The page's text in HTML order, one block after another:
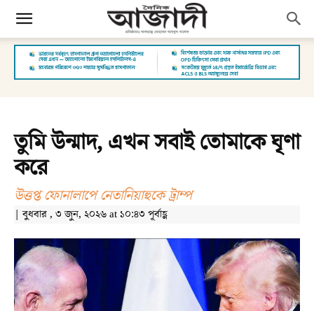
তুমি উন্মাদ, এখন সবাই তোমাকে ঘৃণা
করে
উত্তপ্ত ফোনালাপে নেতানিয়াহুকে ট্রাম্প
| বুধবার , ৩ জুন, ২০২৬ at ১০:৪৩ পূর্বাহ্ণ